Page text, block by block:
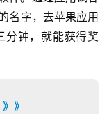
名字，去苹果应用
分钟，就能获得奖
》